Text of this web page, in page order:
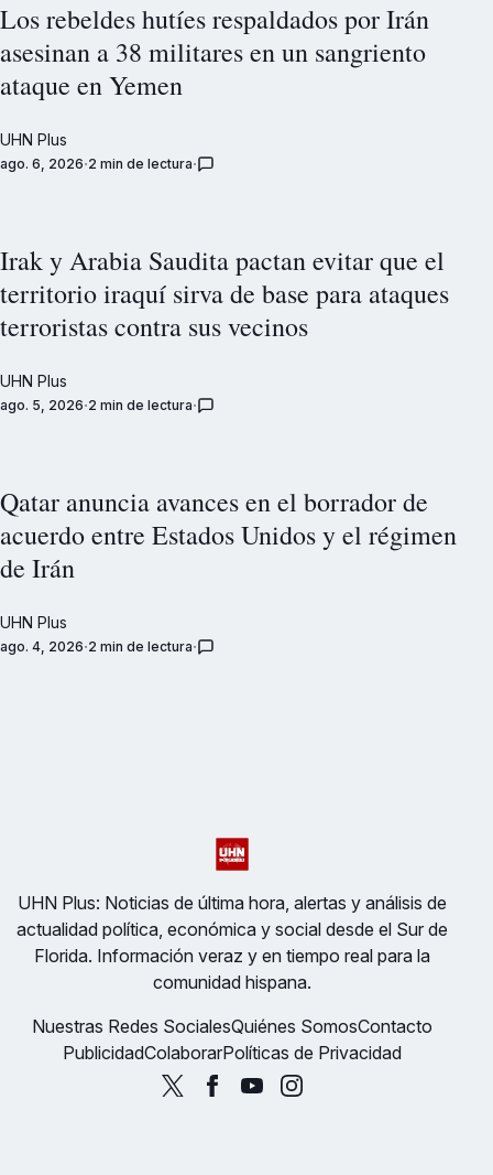
Los rebeldes hutíes respaldados por Irán
asesinan a 38 militares en un sangriento
ataque en Yemen
UHN Plus
ago. 6, 2026 2 min de lectura
Irak y Arabia Saudita pactan evitar que el
territorio iraquí sirva de base para ataques
terroristas contra sus vecinos
UHN Plus
ago. 5, 2026 2 min de lectura
Qatar anuncia avances en el borrador de
acuerdo entre Estados Unidos y el régimen
de Irán
UHN Plus
ago. 4, 2026 2 min de lectura
UHN Plus: Noticias de última hora, alertas y análisis de
actualidad política, económica y social desde el Sur de
Florida. Información veraz y en tiempo real para la
comunidad hispana.
Nuestras Redes SocialesQuiénes SomosContacto
PublicidadColaborarPolíticas de Privacidad